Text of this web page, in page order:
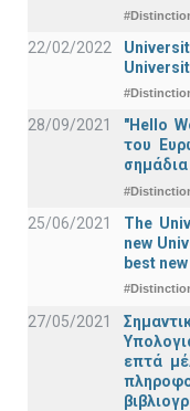
22/02/2022
28/09/2021
"Hello
του
25/06/2021
The
new
best
27/05/2021
επτά